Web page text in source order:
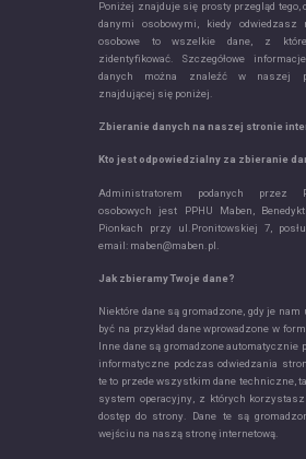
Poniżej znajduje się prosty przegląd tego,
danymi osobowymi, kiedy odwiedzasz
osobowe to wszelkie dane, z
zidentyfikować. Szczegółowe
danych można znaleźć w naszej
znajdującej się poniżej.
Zbieranie danych na naszej stronie
Kto jest odpowiedzialny za zbieranie
Administratorem podanych przez
osobowych jest PPHU Maben,
Pionkach przy ul.Pronitowskiej 7,
email: maben@maben.pl.
Jak zbieramy Twoje dane?
Niektóre dane są gromadzone, gdy je
być na przykład dane wprowadzone w
Inne dane są gromadzone automatycznie
informatyczne podczas odwiedzania
te to przede wszystkim dane techniczne,
system operacyjny, z których
dostęp do strony. Dane te są
wejściu na naszą stronę internetową.